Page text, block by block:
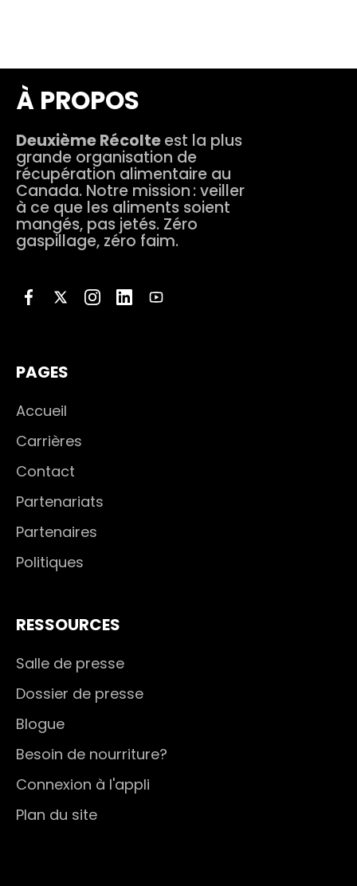
À PROPOS
Deuxième Récolteest la plus
grande organisation de
récupération alimentaire au
Canada. Notre mission : veiller
à ce que les aliments soient
mangés, pas jetés. Zéro
gaspillage, zéro faim.
PAGES
Accueil
Carrières
Contact
Partenariats
Partenaires
Politiques
RESSOURCES
Salle de presse
Dossier de presse
Blogue
Besoin de nourriture?
Connexion à l'appli
Plan du site